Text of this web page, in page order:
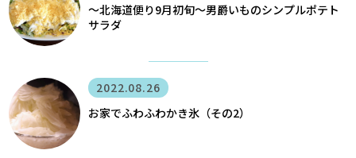
〜北海道便り9月初旬～男爵いものシンプルポテト
サラダ
2022.08.26
お家でふわふわかき氷（その2）